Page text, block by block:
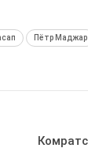
Пётр Маджар